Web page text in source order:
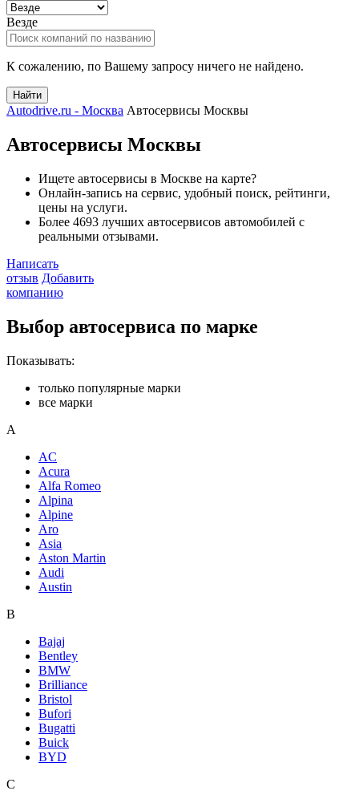
Везде
К сожалению, по Вашему запросу ничего не найдено.
Найти
Autodrive.ru - Москва Автосервисы Москвы
Автосервисы Москвы
Ищете автосервисы в Москве на карте?
Онлайн-запись на сервис, удобный поиск, рейтинги,
цены на услуги.
Более 4693 лучших автосервисов автомобилей с
реальными отзывами.
Написать
отзыв Добавить
компанию
Выбор автосервиса по марке
Показывать:
только популярные марки
все марки
A
AC
Acura
Alfa Romeo
Alpina
Alpine
Aro
Asia
Aston Martin
Audi
Austin
B
Bajaj
Bentley
BMW
Brilliance
Bristol
Bufori
Bugatti
Buick
BYD
C